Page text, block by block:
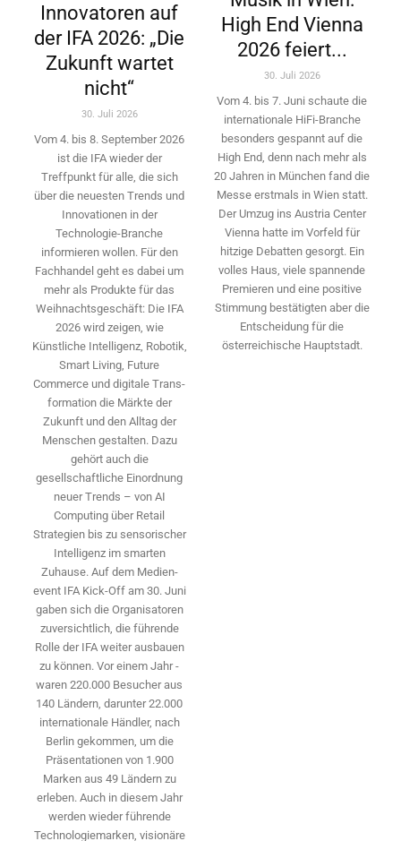
Innovatoren auf
der IFA 2026: „Die
Zukunft wartet
nicht“
30. Juli 2026
Vom 4. bis 8. September 2026
ist die IFA wieder der
Treffpunkt für alle, die sich
über die neuesten Trends und
Innovationen in der
Technologie-­Branche
informieren wollen. Für den
Fachhandel geht es dabei um
mehr als Produkte für das
Weihnachtsgeschäft: Die IFA
2026 wird ­zeigen, wie
Künstliche Intelligenz, Robotik,
Smart Living, Future
Commerce und digitale Trans­
formation die Märkte der
Zukunft und den Alltag der
Menschen gestalten. Dazu
gehört auch die
gesellschaftliche Einordnung
neuer Trends – von AI
Computing über Retail
Strategien bis zu sensorischer
Intelligenz im smarten
Zuhause. Auf dem Medien­
event IFA Kick-Off am 30. Juni
gaben sich die Organisatoren
zuversichtlich, die führende
Rolle der IFA weiter ausbauen
zu können. Vor einem Jahr ­
waren 220.000 Besucher aus
140 ­Ländern, ­darunter 22.000
internationale Händler, nach
Berlin gekommen, um die
Präsen­tationen von 1.900
Marken aus 49 Ländern zu
erleben. Auch in diesem Jahr
werden wieder führende
Technologiemarken, visionäre
High End Vienna
2026 feiert...
30. Juli 2026
Vom 4. bis 7. Juni schaute die
internationale HiFi-Branche
besonders gespannt auf die
High End, denn nach mehr als
20 Jahren in München fand die
Messe erstmals in Wien statt.
Der Umzug ins Austria Center
Vienna hatte im Vorfeld für
hitzige Debatten gesorgt. Ein
volles Haus, viele spannende
Premieren und eine positive
Stimmung bestätigten aber die
Entscheidung für die
österreichische Hauptstadt.